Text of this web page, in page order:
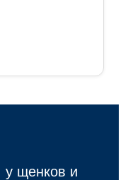
у щенков и